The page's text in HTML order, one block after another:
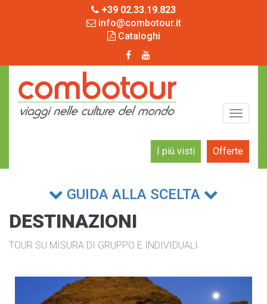
+39 02.33.19.823
info@combotour.it
Cataloghi
Toggle
Offerte
I più visti
GUIDA ALLA SCELTA
DESTINAZIONI
TOUR SU MISURA DI GRUPPO E INDIVIDUALI